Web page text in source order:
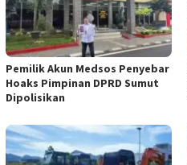
Pemilik Akun Medsos Penyebar
Hoaks Pimpinan DPRD Sumut
Dipolisikan